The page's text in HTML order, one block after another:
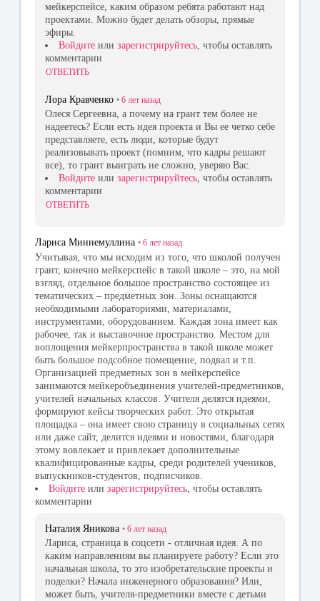
мейкерспейсе, каким образом ребята работают над
проектами. Можно будет делать обзоры, прямые
эфиры.
Войдите или зарегистрируйтесь , чтобы оставлять
комментарии
ОТВЕТИТЬ
Лора Кравченко • 6 лет назад
Олеся Сергеевна, а почему на грант тем более не
надеетесь? Если есть идея проекта и Вы ее четко себе
представляете, есть люди, которые будут
реализовывать проект (помним, что кадры решают
все), то грант выиграть не сложно, уверяю Вас.
Войдите или зарегистрируйтесь, чтобы оставлять
комментарии
ОТВЕТИТЬ
Лариса Миннемуллина • 6 лет назад
Учитывая, что мы исходим из того, что школой получен
грант, конечно мейкерспейс в такой школе – это, на мой
взгляд, отдельное большое пространство состоящее из
тематических – предметных зон. Зоны оснащаются
необходимыми лабораториями, материалами,
инструментами, оборудованием. Каждая зона имеет как
рабочее, так и выставочное пространство. Местом для
воплощения мейкерпространства в такой школе может
быть большое подсобное помещение, подвал и т.п.
Организацией предметных зон в мейкерспейсе
занимаются мейкеробъединения учителей-предметников,
учителей начальных классов. Учителя делятся идеями,
формируют кейсы творческих работ. Это открытая
площадка – она имеет свою страницу в социальных сетях
или даже сайт, делится идеями и новостями, благодаря
этому вовлекает и привлекает дополнительные
квалифицированные кадры, среди родителей учеников,
выпускников-студентов, подписчиков.
Войдите или зарегистрируйтесь , чтобы оставлять
комментарии
Наталия Яникова • 6 лет назад
Лариса, страница в соцсети - отличная идея. А по
каким направлениям вы планируете работу? Если это
начальная школа, то это изобретательские проекты и
поделки? Начала инженерного образования? Или,
может быть, учителя-предметники вместе с детьми